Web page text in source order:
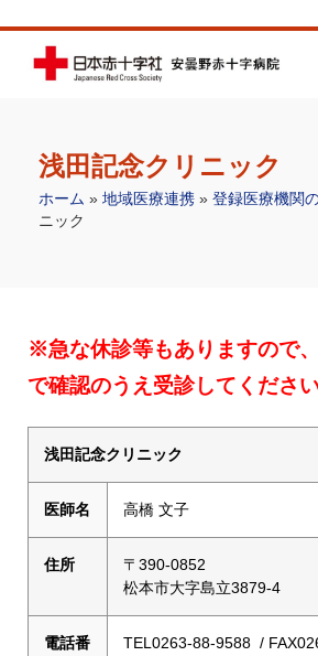
浅田記念クリニック
ホーム » 地域医療連携 » 登録医療機関
ニック
※急な休診等もありますので
で確認のうえ受診してください
浅田記念クリニック
医師名 高橋 文子
住所
〒390-0852
松本市大字島立3879-4
電話番
TEL0263-88-9588 /